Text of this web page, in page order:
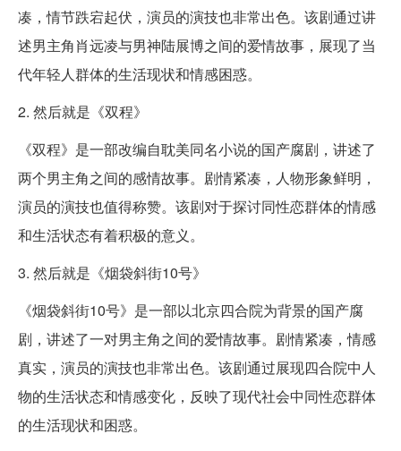
凑，情节跌宕起伏，演员的演技也非常出色。该剧通过讲
述男主角肖远凌与男神陆展博之间的爱情故事，展现了当
代年轻人群体的生活现状和情感困惑。
2. 然后就是《双程》
《双程》是一部改编自耽美同名小说的国产腐剧，讲述了
两个男主角之间的感情故事。剧情紧凑，人物形象鲜明，
演员的演技也值得称赞。该剧对于探讨同性恋群体的情感
和生活状态有着积极的意义。
3. 然后就是《烟袋斜街10号》
《烟袋斜街10号》是一部以北京四合院为背景的国产腐
剧，讲述了一对男主角之间的爱情故事。剧情紧凑，情感
真实，演员的演技也非常出色。该剧通过展现四合院中人
物的生活状态和情感变化，反映了现代社会中同性恋群体
的生活现状和困惑。